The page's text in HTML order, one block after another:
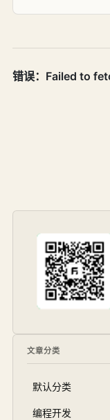
文章分类
默认分类
编程开发